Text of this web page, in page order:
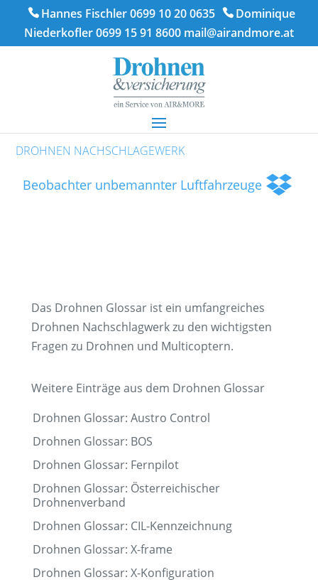
Hannes Fischler 0699 10 20 0635
Dominique
Niederkofler 0699 15 91 8600 mail@airandmore.at
DROHNEN NACHSCHLAGEWERK
Beobachter unbemannter Luftfahrzeuge
Das Drohnen Glossar ist ein umfangreiches
Drohnen Nachschlagwerk zu den wichtigsten
Fragen zu Drohnen und Multicoptern.
Weitere Einträge aus dem Drohnen Glossar
Drohnen Glossar: Austro Control
Drohnen Glossar: BOS
Drohnen Glossar: Fernpilot
Drohnen Glossar: Österreichischer
Drohnenverband
Drohnen Glossar: CIL-Kennzeichnung
Drohnen Glossar: X-frame
Drohnen Glossar: X-Konfiguration